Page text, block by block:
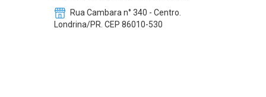
Rua Cambara n° 340 - Centro.
Londrina/PR. CEP 86010-530